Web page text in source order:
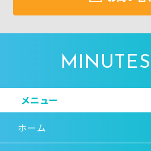
メニュー
ホーム